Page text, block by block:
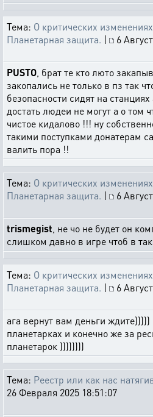
Тема: О критических
Планетарная защита. |
6
PUSTO , брат те кто люто
закопались не только в пз так
безопасности сидят на станциях
достать людеи не могут а о том
чистое кидалово !!! ну
такими поступками донатерам
валить пора !!
Тема: О критических
Планетарная защита. |
6
trismegist , не чо не будет он
слишком давно в игре чтоб в
Тема: О критических
Планетарная защита. |
6
ага вернут вам деньги
планетарках и конечно же за
планетарок ))))))))
Тема: Реестр или как нас
26 Февраля 2025 18:51:07